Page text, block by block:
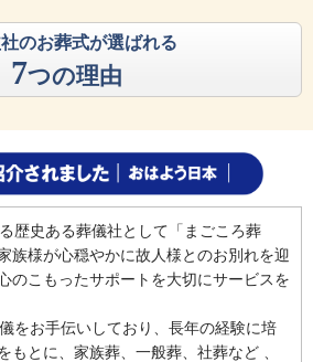
のお葬式が選ばれる
7つの理由
歴史ある葬儀社として「まごころ葬
族様が心穏やかに故人様とのお別れを迎
のこもったサポートを大切にサービスを
をお手伝いしており、長年の経験に培
もとに、家族葬、一般葬、社葬など 、